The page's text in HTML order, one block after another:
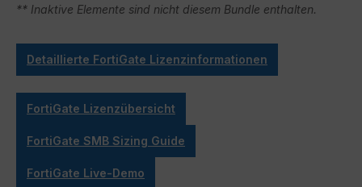
** Inaktive Elemente sind nicht diesem Bundle enthalten.
Detaillierte FortiGate Lizenzinformationen
FortiGate Lizenzübersicht
FortiGate SMB Sizing Guide
FortiGate Live-Demo